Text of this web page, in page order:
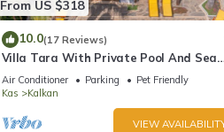
From US $318
10.0(17 Reviews)
Villa Tara With Private Pool And Sea
Views Close to Beach & Shops
Air Conditioner Parking
Pet Friendly
Kas
Kalkan
VIEW